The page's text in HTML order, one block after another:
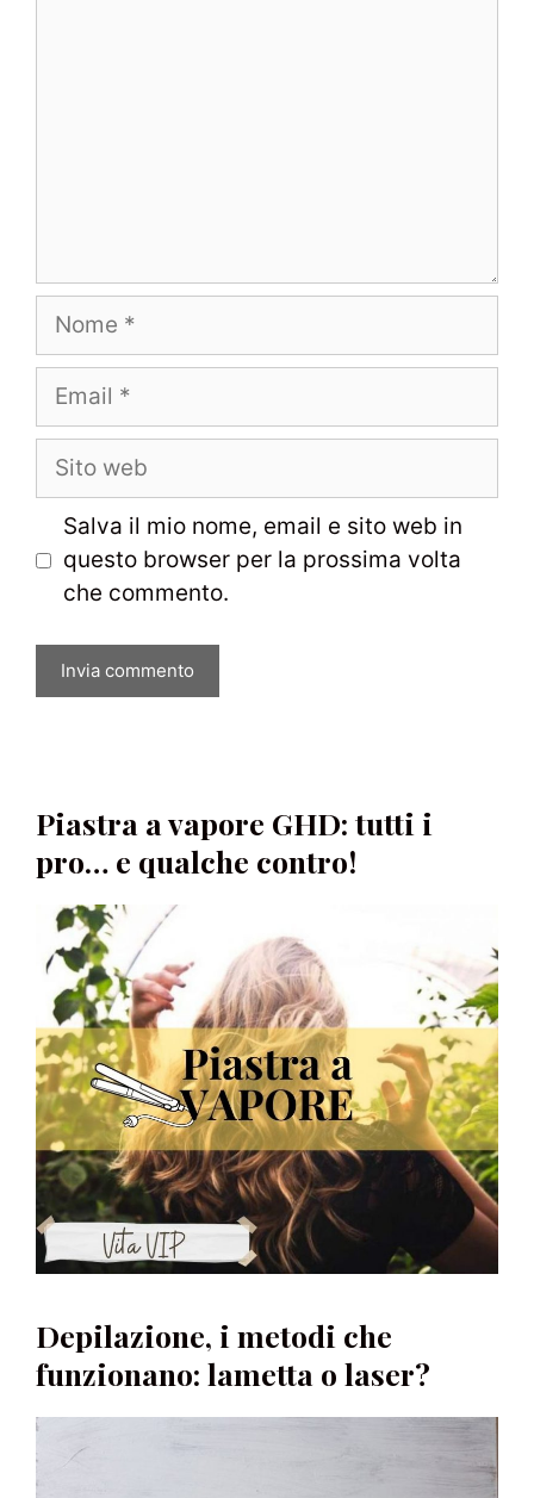
Nome
Email
Sito
Salva il mio nome, email e sito web in
questo browser per la prossima volta
che commento.
Piastra a vapore GHD: tutti i
pro… e qualche contro!
Depilazione, i metodi che
funzionano: lametta o laser?